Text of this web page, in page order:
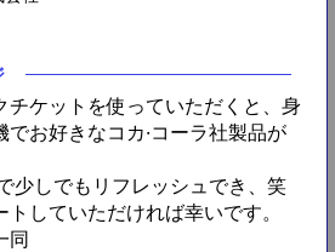
ケットを使っていただくと、身
お好きなコカ·コーラ社製品が
少しでもリフレッシュでき、笑
していただければ幸いです。
同